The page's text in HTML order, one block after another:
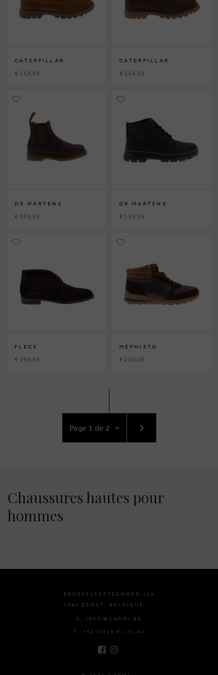
CATERPILLAR
€ 154,95
CATERPILLAR
€ 154,95
DR MARTENS
€ 199,95
DR MARTENS
€ 159,95
FLECS
€ 199,95
MEPHISTO
€ 240,00
AU
SUIVANT
Chaussures hautes pour
hommes
BRUSSELSESTEENWEG 129
1980 ZEMST, BELGIQUE
E. INFO@CARMI.BE
T. +32 (0)16 61 71 60